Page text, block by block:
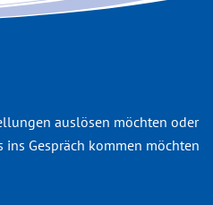
auslösen möchten oder
Gespräch kommen möchten